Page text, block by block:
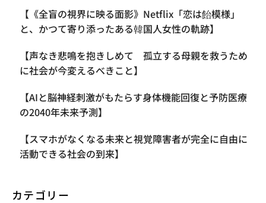
【《全盲の視界に映る面影》Netflix「恋は飴模様」
と、かつて寄り添ったある韓国人女性の軌跡】
【声なき悲鳴を抱きしめて 孤立する母親を救うため
に社会が今変えるべきこと】
【AIと脳神経刺激がもたらす身体機能回復と予防医療
の2040年未来予測】
【スマホがなくなる未来と視覚障害者が完全に自由に
活動できる社会の到来】
カテゴリー